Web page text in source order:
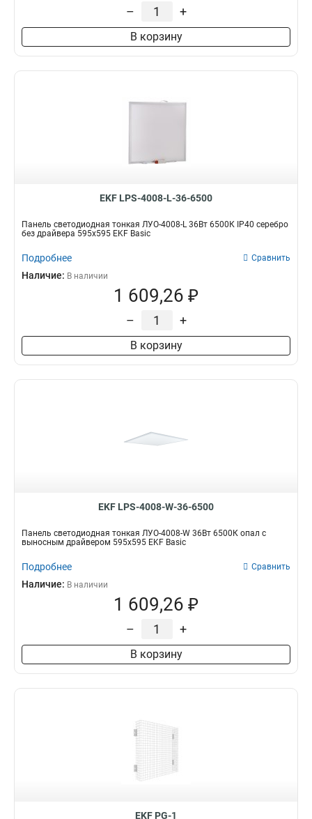
– +
В корзину
EKF LPS-4008-L-36-6500
Панель светодиодная тонкая ЛУО-4008-L 36Вт 6500К IP40 серебро
без драйвера 595х595 EKF Basic
Подробнее Сравнить
Наличие: В наличии
1 609,26 ₽
– +
В корзину
EKF LPS-4008-W-36-6500
Панель светодиодная тонкая ЛУО-4008-W 36Вт 6500К опал с
выносным драйвером 595х595 EKF Basic
Подробнее Сравнить
Наличие: В наличии
1 609,26 ₽
– +
В корзину
EKF PG-1